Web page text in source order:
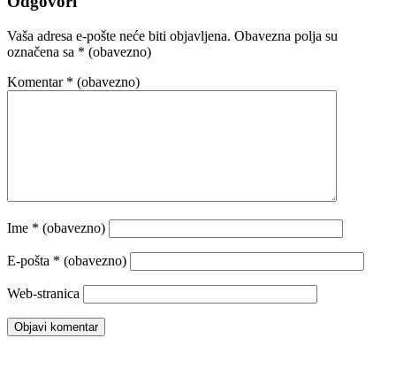
Vaša adresa e-pošte neće biti objavljena. Obavezna polja su
označena sa * (obavezno)
Komentar * (obavezno)
Ime * (obavezno)
E-pošta * (obavezno)
Web-stranica